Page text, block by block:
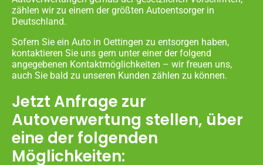
zählen wir zu einem der größten Autoentsorger in
Deutschland.
Sofern Sie ein Auto in Oettingen zu entsorgen haben,
kontaktieren Sie uns gern unter einer der folgend
angegebenen Kontaktmöglichkeiten – wir freuen uns,
auch Sie bald zu unseren Kunden zählen zu können.
Jetzt Anfrage zur
Autoverwertung stellen, über
eine der folgenden
Möglichkeiten: